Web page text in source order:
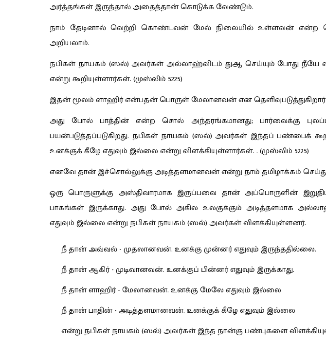
அர்த்தங்கள் இருந்தால் அதைத்தான் கொடுக்க வேண்டும்.
நாம் தேடினால் வெற்றி கொண்டவன் மேல் நிலையில் உள்ளவன் என்ற
அறியலாம்.
நபிகள் நாயகம் (ஸல்) அவர்கள் அல்லாஹ்விடம் துஆ செய்யும் போது நீயே
என்று கூறியுள்ளார்கள். (முஸ்லிம் 5225)
இதன் மூலம் ளாஹிர் என்பதன் பொருள் மேலானவன் என
அது போல் பாத்தின் என்ற சொல் அந்தரங்கமானது; பார்வைக்கு
பயன்படுத்தப்படுகிறது. நபிகள் நாயகம் (ஸல்) அவர்கள் இந்தப் பண்பைக்
உனக்குக் கீழே எதுவும் இல்லை என்று விளக்கியுள்ளார்கள். . (முஸ்லிம் 5225)
எனவே தான் இச்சொல்லுக்கு அடித்தளமானவன் என்று நாம் தமிழாக்கம்
ஒரு பொருளுக்கு அஸ்திவாரமாக இருப்பவை தான் அப்பொருளின்
பாகங்கள் இருக்காது. அது போல் அகில உலகுக்கும் அடித்தளமாக
எதுவும் இல்லை என்று நபிகள் நாயகம் (ஸல்) அவர்கள் விளக்கியுள்ளனர்.
நீ தான் அவ்வல் - முதலானவன். உனக்கு முன்னர் எதுவும் இருந்ததில்லை.
நீ தான் ஆகிர் - முடிவானவன். உனக்குப் பின்னர் எதுவும் இருக்காது.
நீ தான் ளாஹிர் - மேலானவன். உனக்கு மேலே எதுவும் இல்லை
நீ தான் பாதின் - அடித்தளமானவன். உனக்குக் கீழே எதுவும் இல்லை
என்று நபிகள் நாயகம் (ஸல்) அவர்கள் இந்த நான்கு பண்புகளை